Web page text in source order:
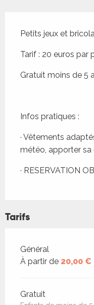
Petits jeux et
Tarif : 20 euros par
Gratuit moins de 5
Infos pratiques :
· Vêtements
météo, apporter sa
· RESERVATION
Tarifs
Tarifs 2026
Général
À partir de 20,00 €
Gratuit